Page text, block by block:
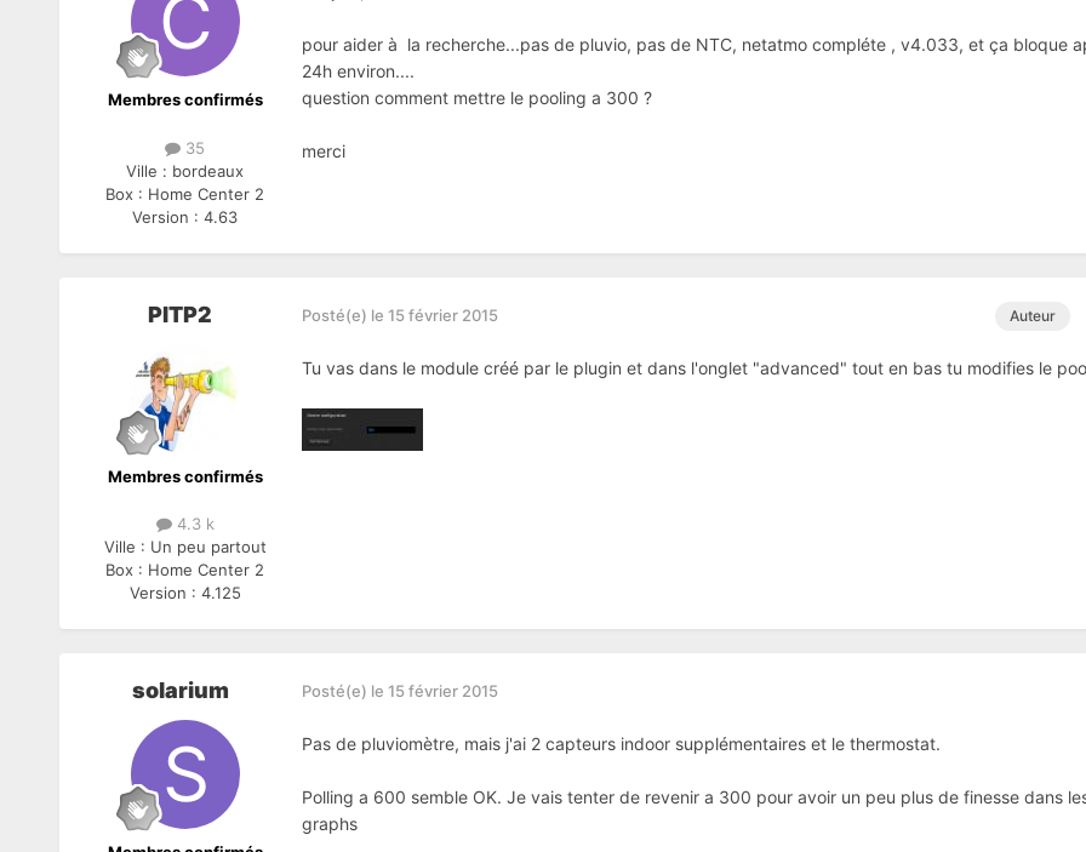
Membres confirmés
35
Ville : bordeaux
Box : Home Center 2
Version :4.63
pour aider à la recherche...pas de pluvio, pas de NTC, netatmo compléte , v4.033, et ça bloque
24h environ....
question comment mettre le pooling a 300 ?
merci
PITP2
Membres confirmés
4.3 k
Ville : Un peu partout
Box : Home Center 2
Version : 4.125
Auteur
Posté(e) le 15 février 2015
Tu vas dans le module créé par le plugin et dans l'onglet "advanced" tout en bas tu modifies le
solarium Posté(e) le 15 février 2015
Pas de pluviomètre, mais j'ai 2 capteurs indoor supplémentaires et le thermostat.
Polling a 600 semble OK. Je vais tenter de revenir a 300 pour avoir un peu plus de finesse dans
graphs